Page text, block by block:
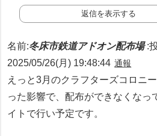
返信を表示する
名前:冬床市鉄道アドオン配布場:
2025/05/26(月) 19:48:44 通報
えっと3月のクラフターズコロニ
った影響で、配布ができなくなっ
イトで行い予定です。